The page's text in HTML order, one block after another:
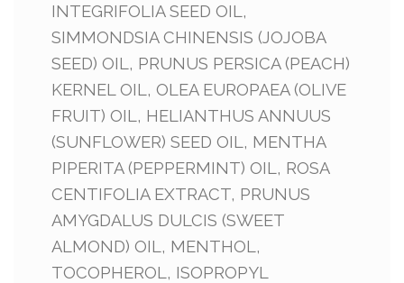
INTEGRIFOLIA SEED OIL,
SIMMONDSIA CHINENSIS (JOJOBA
SEED) OIL, PRUNUS PERSICA (PEACH)
KERNEL OIL, OLEA EUROPAEA (OLIVE
FRUIT) OIL, HELIANTHUS ANNUUS
(SUNFLOWER) SEED OIL, MENTHA
PIPERITA (PEPPERMINT) OIL, ROSA
CENTIFOLIA EXTRACT, PRUNUS
AMYGDALUS DULCIS (SWEET
ALMOND) OIL, MENTHOL,
TOCOPHEROL, ISOPROPYL